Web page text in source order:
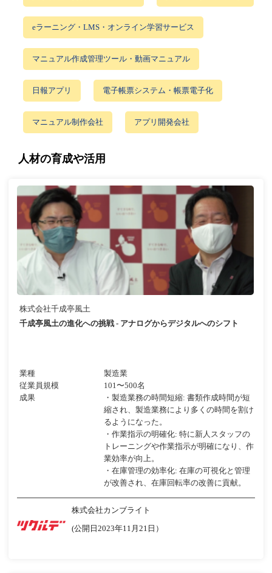
eラーニング・LMS・オンライン学習サービス
マニュアル作成管理ツール・動画マニュアル
日報アプリ 電子帳票システム・帳票電子化
マニュアル制作会社 アプリ開発会社
人材の育成や活用
株式会社千成亭風土
千成亭風土の進化への挑戦 - アナログからデジタルへのシフト
業種
製造業
従業員規模
101〜500名
成果
・製造業務の時間短縮: 書類作成時間が短
縮され、製造業務により多くの時間を割け
るようになった。
・作業指示の明確化: 特に新人スタッフの
トレーニングや作業指示が明確になり、作
業効率が向上。
・在庫管理の効率化: 在庫の可視化と管理
が改善され、在庫回転率の改善に貢献。
株式会社カンブライト
(公開日2023年11月21日）